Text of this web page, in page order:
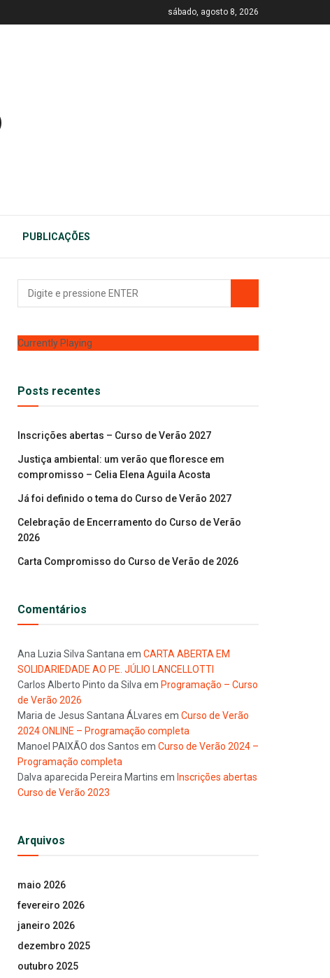
sábado, agosto 8, 2026
PUBLICAÇÕES
Currently Playing
Posts recentes
Inscrições abertas – Curso de Verão 2027
Justiça ambiental: um verão que floresce em
compromisso – Celia Elena Aguila Acosta
Já foi definido o tema do Curso de Verão 2027
Celebração de Encerramento do Curso de Verão
2026
Carta Compromisso do Curso de Verão de 2026
Comentários
Ana Luzia Silva Santana em CARTA ABERTA EM
SOLIDARIEDADE AO PE. JÚLIO LANCELLOTTI
Carlos Alberto Pinto da Silva em Programação – Curso
de Verão 2026
Maria de Jesus Santana ÁLvares em Curso de Verão
2024 ONLINE – Programação completa
Manoel PAIXÃO dos Santos em Curso de Verão 2024 –
Programação completa
Dalva aparecida Pereira Martins em Inscrições abertas
Curso de Verão 2023
Arquivos
maio 2026
fevereiro 2026
janeiro 2026
dezembro 2025
outubro 2025